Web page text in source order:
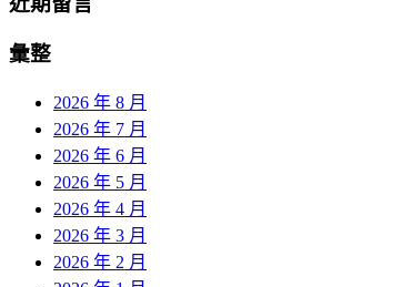
彙整
2026 年 8 月
2026 年 7 月
2026 年 6 月
2026 年 5 月
2026 年 4 月
2026 年 3 月
2026 年 2 月